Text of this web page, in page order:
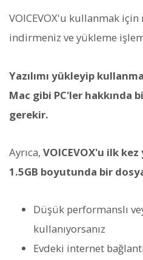
VOICEVOX'u kullanmak için
indirmeniz ve yükleme
Yazılımı yükleyip
Mac gibi PC'ler hakkında
gerekir.
Ayrıca, VOICEVOX'u ilk
1.5GB boyutunda bir
Düşük performanslı
kullanıyorsanız
Evdeki internet